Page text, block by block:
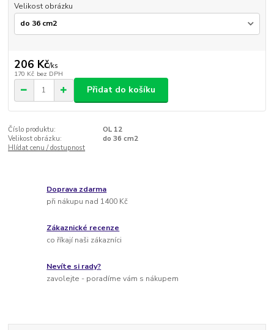
Velikost obrázku
206 Kč/ks
170 Kč bez DPH
Přidat do košíku
Číslo produktu:
OL 12
Velikost obrázku:
do 36 cm2
Hlídat cenu / dostupnost
Doprava zdarma
při nákupu nad 1400 Kč
Zákaznické recenze
co říkají naši zákazníci
Nevíte si rady?
zavolejte - poradíme vám s nákupem